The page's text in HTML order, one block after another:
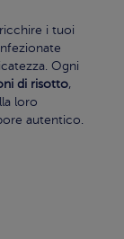
i tuoi
Ogni
di risotto,
loro
autentico.